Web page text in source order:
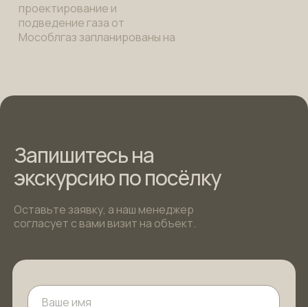
проектирование и
подведение газа от
Мособлгаз запланированы на
Запишитесь на
экскурсию по посёлку
Оставьте заявку, а наш менеджер
согласует с вами визит на объект.